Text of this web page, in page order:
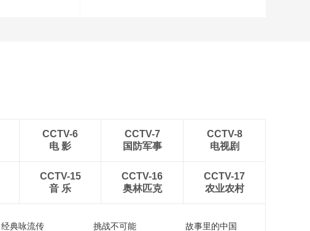
CCTV-6
电 影
CCTV-7
国防军事
CCTV-8
电视剧
CCTV-15
音 乐
CCTV-16
奥林匹克
CCTV-17
农业农村
经典咏流传 挑战不可能 故事里的中国